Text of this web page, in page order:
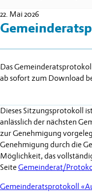
22. Mai 2026
Das
ab sofort zum Download
Dieses Sitzungsprotokoll
anlässlich der nächsten
zur Genehmigung
Genehmigung durch die
Möglichkeit, das
SeiteGemeinderat/
Gemeinderatsprotokoll